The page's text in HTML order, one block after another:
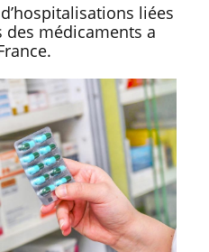
liées
des médicaments a